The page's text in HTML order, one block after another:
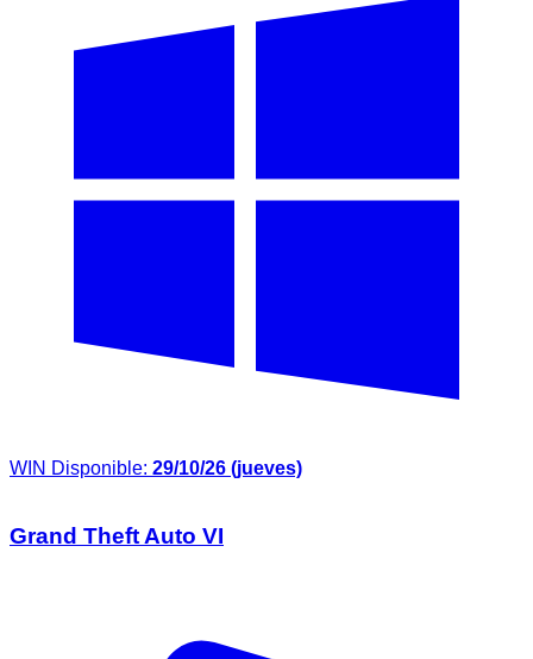
WIN Disponible: 29/10/26 (jueves)
Grand Theft Auto VI